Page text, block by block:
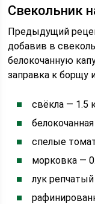
Свекольник
Предыдущий
добавив в
белокочанную
заправка к борщу
свёкла — 1.5
спелые
морковка —
лук